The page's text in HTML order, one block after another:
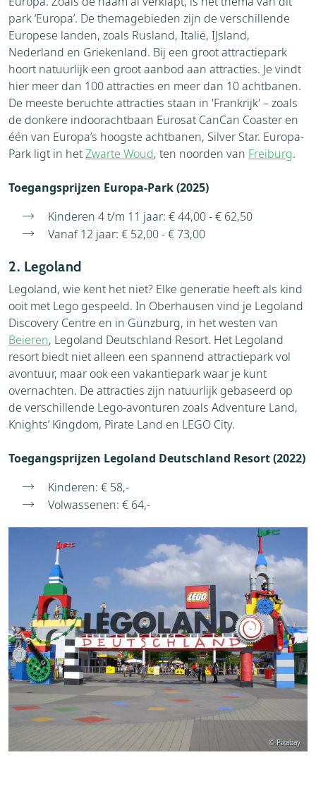
park ‘Europa’. De themagebieden zijn de verschillende
Europese landen, zoals Rusland, Italië, IJsland,
Nederland en Griekenland. Bij een groot attractiepark
hoort natuurlijk een groot aanbod aan attracties. Je vindt
hier meer dan 100 attracties en meer dan 10 achtbanen.
De meeste beruchte attracties staan in 'Frankrijk' – zoals
de donkere indoorachtbaan Eurosat CanCan Coaster en
één van Europa’s hoogste achtbanen, Silver Star. Europa-
Park ligt in hetZwarte Woud, ten noorden van Freiburg.
Toegangsprijzen Europa-Park (2025)
Kinderen 4 t/m 11 jaar: € 44,00 - € 62,50
Vanaf 12 jaar: € 52,00 - € 73,00
2. Legoland
Legoland, wie kent het niet? Elke generatie heeft als kind
ooit met Lego gespeeld. In Oberhausen vind je Legoland
Discovery Centre en in Günzburg, in het westen van
Beieren, Legoland Deutschland Resort. Het Legoland
resort biedt niet alleen een spannend attractiepark vol
avontuur, maar ook een vakantiepark waar je kunt
overnachten. De attracties zijn natuurlijk gebaseerd op
de verschillende Lego-avonturen zoals Adventure Land,
Knights’ Kingdom, Pirate Land en LEGO City.
Toegangsprijzen Legoland Deutschland Resort (2022)
Kinderen: € 58,-
Volwassenen: € 64,-
© Pixabay